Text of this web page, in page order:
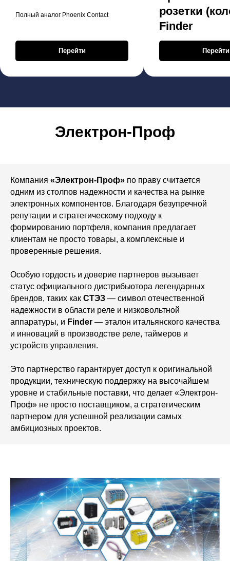
Полный аналог Phoenix Contact
Перейти
розетки
Finder
Перейти
Электрон-Проф
Компания «Электрон-Проф» по праву считается
одним из столпов надежности и качества на рынке
электронных компонентов. Благодаря безупречной
репутации и стратегическому подходу к
формированию портфеля, компания предлагает
клиентам не просто товары, а комплексные и
проверенные решения.
Особую гордость и доверие партнеров вызывает
статус официального дистрибьютора легендарных
брендов, таких как СТЭЗ — символ отечественной
надежности в области реле и низковольтной
аппаратуры, и Finder — эталон итальянского качества
и инноваций в производстве реле, таймеров и
устройств управления.
Это партнерство гарантирует доступ к оригинальной
продукции, техническую поддержку на высочайшем
уровне и стабильные поставки, что делает «Электрон-
Проф» не просто поставщиком, а стратегическим
партнером для успешной реализации самых
амбициозных проектов.